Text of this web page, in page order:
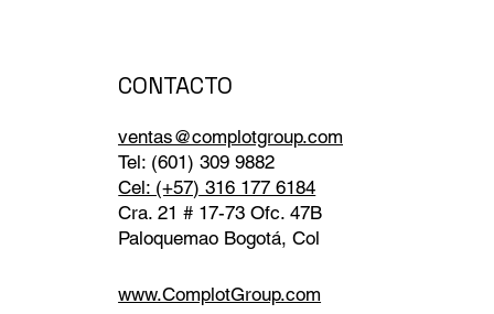
CONTACTO
ventas@complotgroup.com
Tel: (601) 309 9882
Cel: (+57) 316 177 6184
Cra. 21 # 17-73 Ofc. 47B
Paloquemao Bogotá, Col
www.ComplotGroup.com